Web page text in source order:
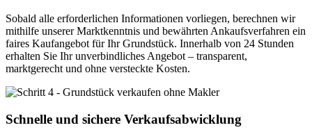
Sobald alle erforderlichen Informationen vorliegen, berechnen wir
mithilfe unserer Marktkenntnis und bewährten Ankaufsverfahren ein
faires Kaufangebot für Ihr Grundstück. Innerhalb von 24 Stunden
erhalten Sie Ihr unverbindliches Angebot – transparent,
marktgerecht und ohne versteckte Kosten.
Schnelle und sichere Verkaufsabwicklung